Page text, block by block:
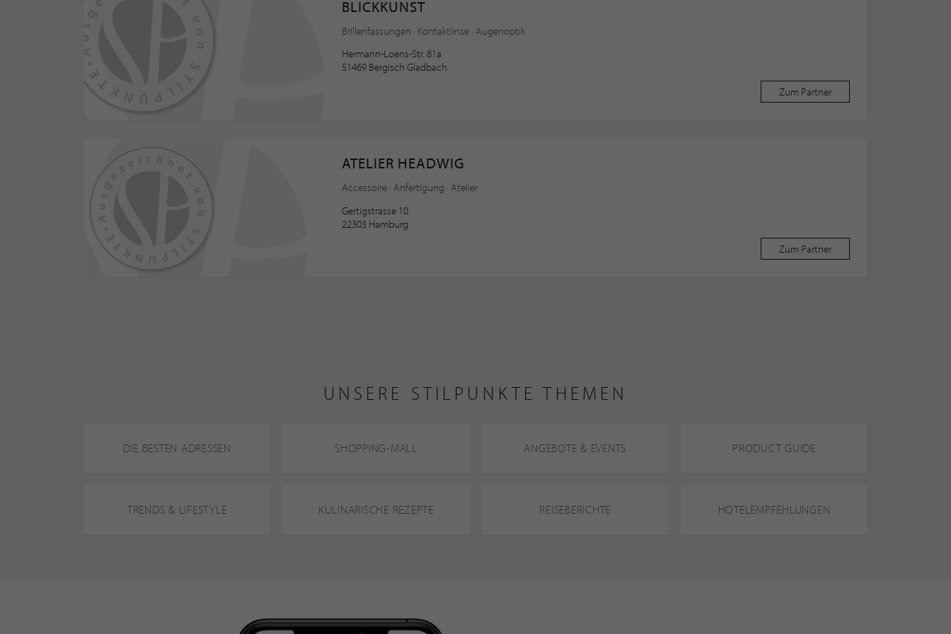
BLICKKUNST
Brillenfassungen · Kontaktlinse · Augenoptik
Hermann-Loens-Str. 81a
51469 Bergisch Gladbach
Zum Partner
ATELIER HEADWIG
Accessoire · Anfertigung · Atelier
Gertigstrasse 10
22303 Hamburg
Zum Partner
UNSERE STILPUNKTE THEMEN
DIE BESTEN ADRESSEN SHOPPING-MALL ANGEBOTE & EVENTS PRODUCT GUIDE
TRENDS & LIFESTYLE KULINARISCHE REZEPTE REISEBERICHTE HOTELEMPFEHLUNGEN